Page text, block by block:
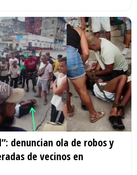
denuncian ola de robos y
de vecinos en